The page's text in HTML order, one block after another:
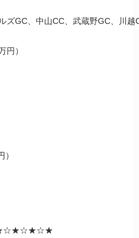
ズGC、中山CC、武蔵野GC、川越
）